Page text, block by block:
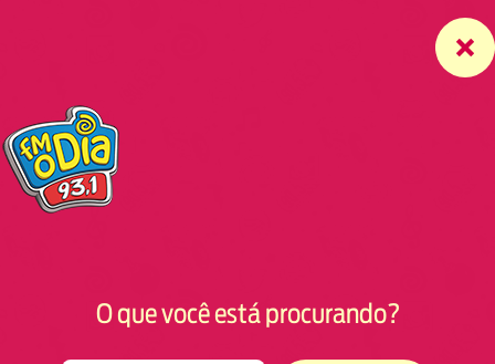
O que você está procurando?